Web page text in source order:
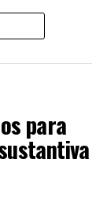
para